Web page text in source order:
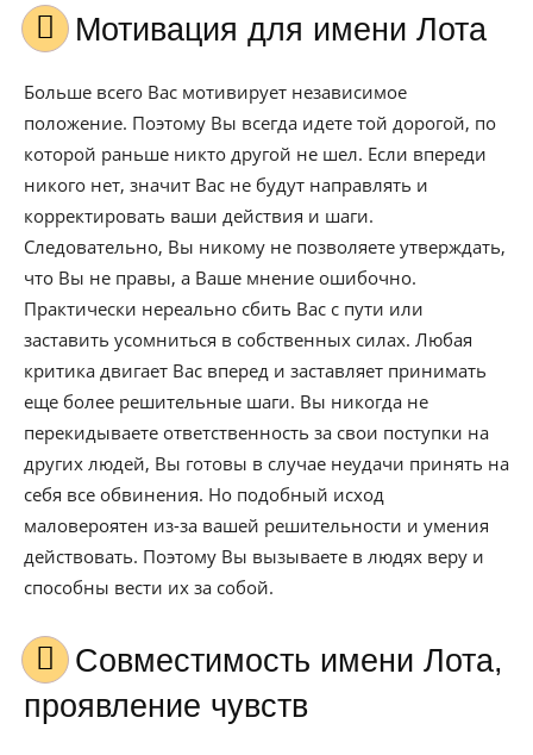
Мотивация для имени Лота
Больше всего Вас мотивирует независимое
положение. Поэтому Вы всегда идете той дорогой, по
которой раньше никто другой не шел. Если впереди
никого нет, значит Вас не будут направлять и
корректировать ваши действия и шаги.
Следовательно, Вы никому не позволяете утверждать,
что Вы не правы, а Ваше мнение ошибочно.
Практически нереально сбить Вас с пути или
заставить усомниться в собственных силах. Любая
критика двигает Вас вперед и заставляет принимать
еще более решительные шаги. Вы никогда не
перекидываете ответственность за свои поступки на
других людей, Вы готовы в случае неудачи принять на
себя все обвинения. Но подобный исход
маловероятен из-за вашей решительности и умения
действовать. Поэтому Вы вызываете в людях веру и
способны вести их за собой.
Совместимость имени Лота,
проявление чувств